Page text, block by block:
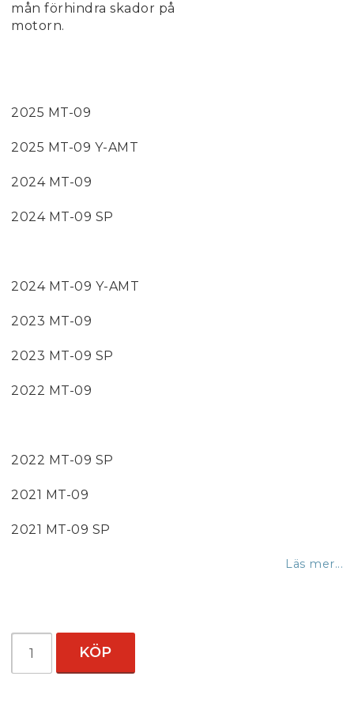
mån förhindra skador på
motorn.
2025 MT-09
2025 MT-09 Y-AMT
2024 MT-09
2024 MT-09 SP
2024 MT-09 Y-AMT
2023 MT-09
2023 MT-09 SP
2022 MT-09
2022 MT-09 SP
2021 MT-09
2021 MT-09 SP
Läs mer...
KÖP